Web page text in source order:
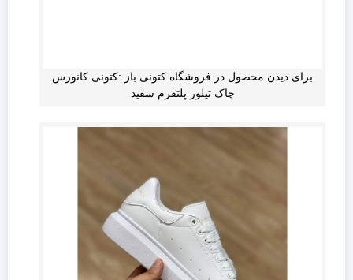
برای دیدن محصول در فروشگاه کتونی باز :کتونی کانورس
چاک تیلور پلتفرم سفید